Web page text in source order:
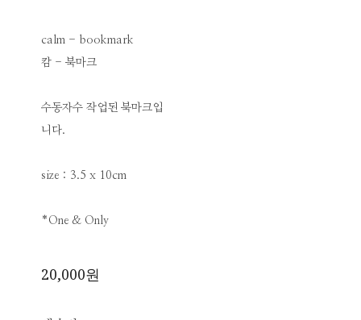
calm - bookmark
캄 - 북마크
수동자수 작업된 북마크입
니다.
size : 3.5 x 10cm
*One & Only
20,000원